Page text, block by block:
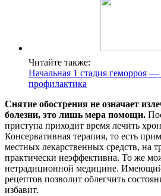
Читайте также:
Начальная 1 стадия геморроя —
профилактика
Снятие обострения не означает
болезни, это лишь мера помощи.
приступа приходит время лечить
Консервативная терапия, то есть
местных лекарственных средств, на
практически неэффективна. То же
нетрадиционной медицине.
рецептов позволит облегчить
избавит.